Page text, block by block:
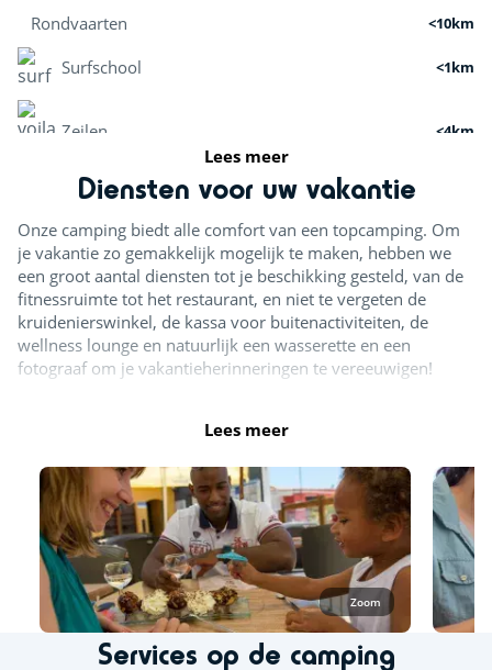
Rondvaarten <10km
Surfschool <1km
Zeilen <4km
Activiteiten in de natuur
Klimmuur <5km
Paardensportcentrum
Dierentuin
Zweefvliegtuig
Karten <5km
Quad <4km
Parachutespringen <10km
Ontspanning
Lees meer
Diensten voor uw vakantie
Onze camping biedt alle comfort van een topcamping. Om
je vakantie zo gemakkelijk mogelijk te maken, hebben we
een groot aantal diensten tot je beschikking gesteld, van de
fitnessruimte tot het restaurant, en niet te vergeten de
kruidenierswinkel, de kassa voor buitenactiviteiten, de
wellness lounge en natuurlijk een wasserette en een
fotograaf om je vakantieherinneringen te vereeuwigen!
Lees meer
Zoom
Services op de camping